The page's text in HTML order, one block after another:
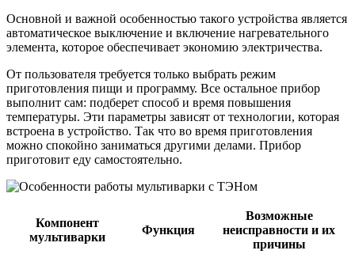
Основной и важной особенностью такого устройства является
автоматическое выключение и включение нагревательного
элемента, которое обеспечивает экономию электричества.
От пользователя требуется только выбрать режим
приготовления пищи и программу. Все остальное прибор
выполнит сам: подберет способ и время повышения
температуры. Эти параметры зависят от технологии, которая
встроена в устройство. Так что во время приготовления
можно спокойно заниматься другими делами. Прибор
приготовит еду самостоятельно.
Компонент
мультиварки
Функция
Возможные
неисправности и их
причины